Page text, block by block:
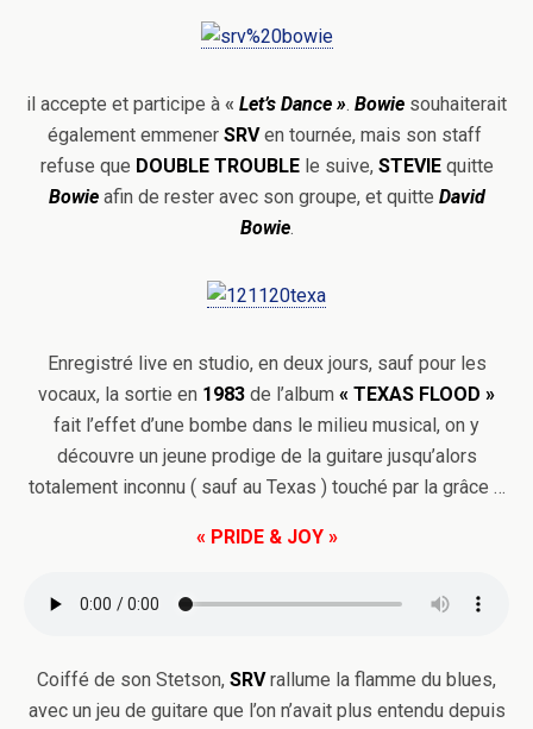
il accepte et participe à « Let’s Dance ». Bowie souhaiterait
également emmener SRVen tournée, mais son staff
refuse que DOUBLE TROUBLEle suive, STEVIEquitte
Bowieafin de rester avec son groupe, et quitte David
Bowie.
Enregistré live en studio, en deux jours, sauf pour les
vocaux, la sortie en 1983 de l’album « TEXAS FLOOD »
fait l’effet d’une bombe dans le milieu musical, on y
découvre un jeune prodige de la guitare jusqu’alors
totalement inconnu ( sauf au Texas ) touché par la grâce …
« PRIDE & JOY »
Coiffé de son Stetson, SRV rallume la flamme du blues,
avec un jeu de guitare que l’on n’avait plus entendu depuis